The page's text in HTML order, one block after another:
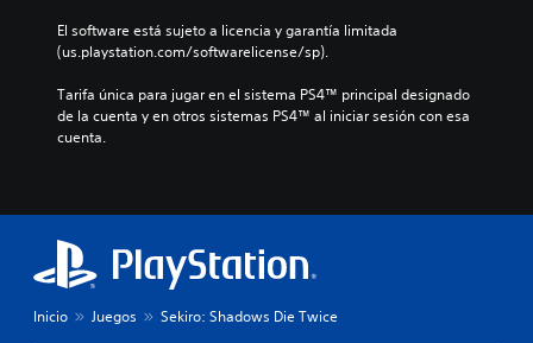
El software está sujeto a licencia y garantía limitada
(us.playstation.com/softwarelicense/sp).
Tarifa única para jugar en el sistema PS4™ principal designado
de la cuenta y en otros sistemas PS4™ al iniciar sesión con esa
cuenta.
Inicio Juegos Sekiro: Shadows Die Twice